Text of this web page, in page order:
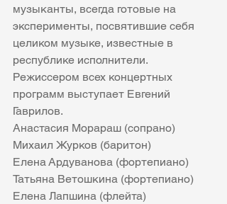
музыканты, всегда готовые на
эксперименты, посвятившие себя
целиком музыке, известные в
республике исполнители.
Режиссером всех концертных
программ выступает Евгений
Гаврилов.
Анастасия Морараш (сопрано)
Михаил Журков (баритон)
Елена Ардуванова (фортепиано)
Татьяна Ветошкина (фортепиано)
Елена Лапшина (флейта)